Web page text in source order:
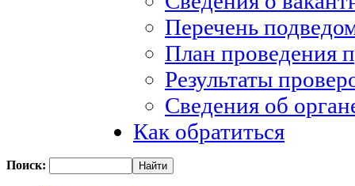
Перечень
План
Результаты
Сведения об
Как обратиться
Поиск: